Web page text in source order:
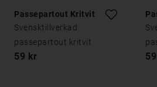
Passepartout Kritvit
Svensktillverkad
passepartout kritvit
59 kr